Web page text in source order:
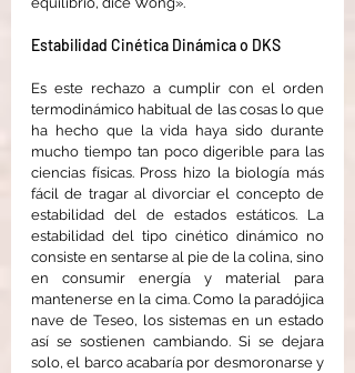
Estabilidad Cinética Dinámica o DKS
Es este rechazo a cumplir con el orden
termodinámico habitual de las cosas lo que
ha hecho que la vida haya sido durante
mucho tiempo tan poco digerible para las
ciencias físicas. Pross hizo la biología más
fácil de tragar al divorciar el concepto de
estabilidad del de estados estáticos. La
estabilidad del tipo cinético dinámico no
consiste en sentarse al pie de la colina, sino
en consumir energía y material para
mantenerse en la cima. Como la paradójica
nave de Teseo, los sistemas en un estado
así se sostienen cambiando. Si se dejara
solo, el barco acabaría por desmoronarse y